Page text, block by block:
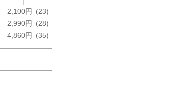
2,100円
(23)
2,990円
(28)
4,860円 (35)